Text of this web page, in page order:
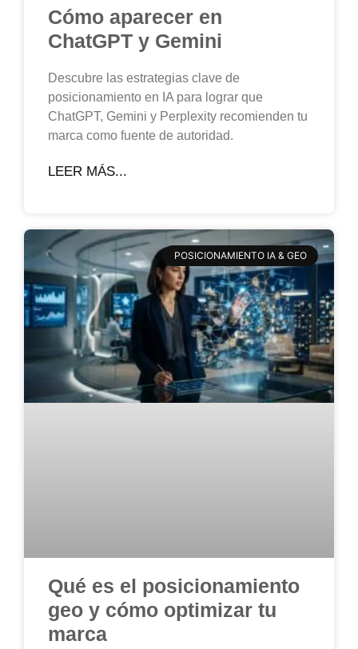
Cómo aparecer en
ChatGPT y Gemini
Descubre las estrategias clave de
posicionamiento en IA para lograr que
ChatGPT, Gemini y Perplexity recomienden tu
marca como fuente de autoridad.
LEER MÁS...
POSICIONAMIENTO IA & GEO
Qué es el posicionamiento
geo y cómo optimizar tu
marca